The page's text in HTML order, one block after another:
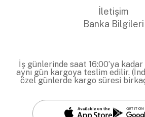
İletişim
Banka Bilgileri
İş günlerinde saat 16:00’ya
aynı gün kargoya teslim edilir.
özel günlerde kargo süresi